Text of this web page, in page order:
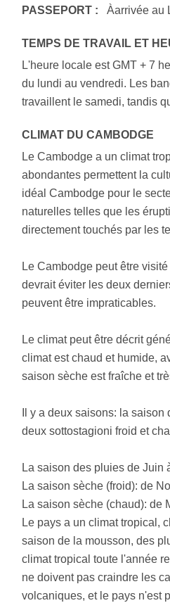
PASSEPORT :
Àarrivée au
TEMPS DE TRAVAIL ET
L'heure locale est GMT + 7
du lundi au vendredi. Les
travaillent le samedi, tandis
CLIMAT DU CAMBODGE
Le Cambodge a un climat
abondantes permettent la
idéal Cambodge pour le
naturelles telles que les
directement touchés par les
Le Cambodge peut être
devrait éviter les deux
peuvent être impraticables.
Le climat peut être décrit
climat est chaud et humide,
saison sèche est fraîche et
Il y a deux saisons: la
deux sottostagioni froid et
La saison des pluies de Juin
La saison sèche (froid): de
La saison sèche (chaud): de
Le pays a un climat tropical,
saison de la mousson, des
climat tropical toute l'année
ne doivent pas craindre les
volcaniques, et le pays n'est